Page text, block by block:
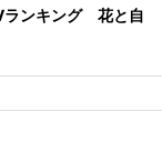
ランキング 花と自